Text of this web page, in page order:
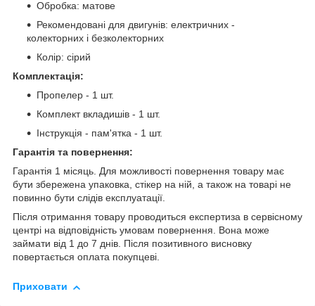
Обробка: матове
Рекомендовані для двигунів: електричних -
колекторних і безколекторних
Колір: сірий
Комплектація:
Пропелер - 1 шт.
Комплект вкладишів - 1 шт.
Інструкція - пам'ятка - 1 шт.
Гарантія та повернення:
Гарантія 1 місяць. Для можливості повернення товару має
бути збережена упаковка, стікер на ній, а також на товарі не
повинно бути слідів експлуатації.
Після отримання товару проводиться експертиза в сервісному
центрі на відповідність умовам повернення. Вона може
займати від 1 до 7 днів. Після позитивного висновку
повертається оплата покупцеві.
Приховати